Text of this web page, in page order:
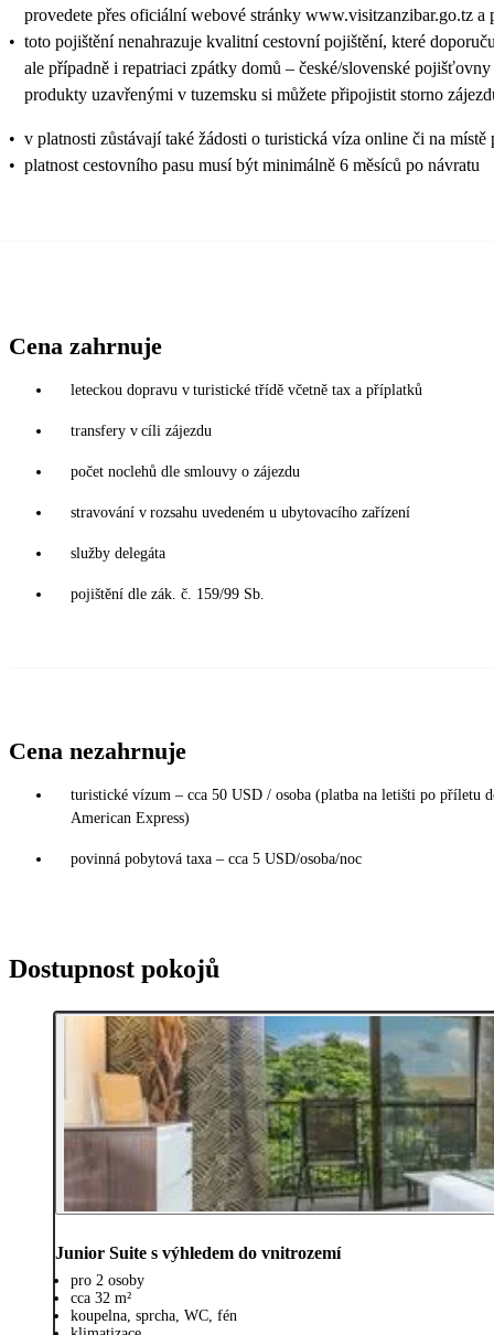
provedete přes oficiální webové stránky www.visitzanzibar.go.tz a
• toto pojištění nenahrazuje kvalitní cestovní pojištění, které
ale případně i repatriaci zpátky domů – české/slovenské
produkty uzavřenými v tuzemsku si můžete připojistit storno
• v platnosti zůstávají také žádosti o turistická víza online či na
• platnost cestovního pasu musí být minimálně 6 měsíců po návratu
Cena zahrnuje
leteckou dopravu v turistické třídě včetně tax a příplatků
transfery v cíli zájezdu
počet noclehů dle smlouvy o zájezdu
stravování v rozsahu uvedeném u ubytovacího zařízení
služby delegáta
pojištění dle zák. č. 159/99 Sb.
Cena nezahrnuje
turistické vízum – cca 50 USD / osoba (platba na letišti po příletu
American Express)
povinná pobytová taxa – cca 5 USD/osoba/noc
Dostupnost pokojů
Junior Suite s výhledem do vnitrozemí
pro 2 osoby
cca 32 m²
koupelna, sprcha, WC, fén